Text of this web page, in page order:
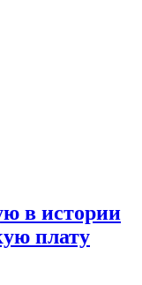
в истории
плату